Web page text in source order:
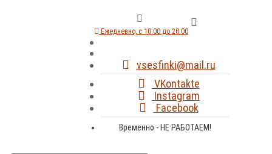
Ежедневно, с 10:00 до 20:00
vsesfinki@mail.ru
VKontakte
Instagram
Facebook
Временно - НЕ РАБОТАЕМ!